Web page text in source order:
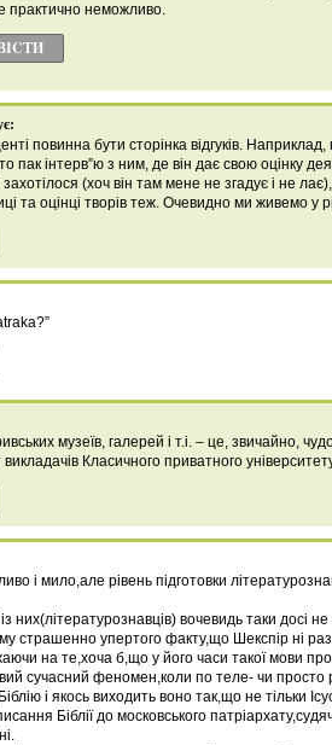
практично неможливо.
повинна бути сторінка відгуків.
пак інтерв”ю з ним, де він дає свою оцінку
(хоч він там мене не згадує і не
та оцінці творів теж. Очевидно ми живемо у
музеїв, галерей і т.і. – це, звичайно,
Класичного приватного
і мило,але рівень підготовки
них(літературознавців) вочевидь таки досі не
страшенно упертого факту,що Шекспір ні
на те,хоча б,що у його часи такої мови
сучасний феномен,коли по теле- чи просто
і якось виходить воно так,що не тільки
Біблії до московського